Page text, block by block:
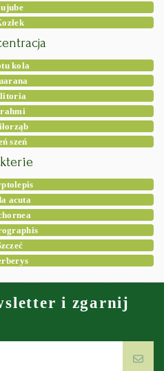
kola
szeń
acuta
i zgarnij